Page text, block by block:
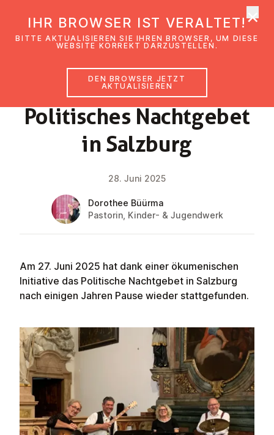
Po­li­ti­sches Nacht­ge­bet
in Salzburg
NEWS
28. Juni 2025
Dorothee Büürma
Pastorin, Kinder- & Jugendwerk
Am 27. Juni 2025 hat dank einer ökumenischen
Initiative das Politische Nachtgebet in Salzburg
nach einigen Jahren Pause wieder stattgefunden.
IHR BROWSER IST VERALTET!
BITTE AKTUALISIEREN SIE IHREN BROWSER, UM DIESE
WEBSITE KORREKT DARZUSTELLEN.
DEN BROWSER JETZT
AKTUALISIEREN
×